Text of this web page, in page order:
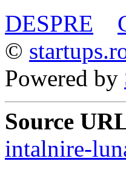
DESPRE
©
Powered by
Source
intalnire-